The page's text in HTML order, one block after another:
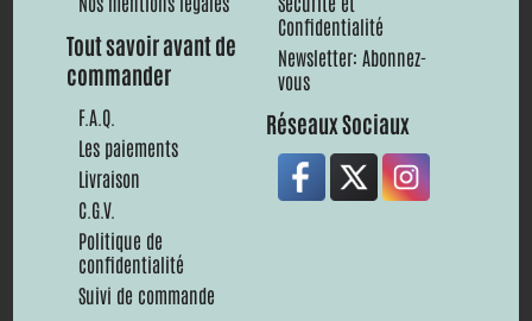
Tout savoir avant de
commander
F.A.Q.
Les paiements
Livraison
C.G.V.
Politique de
confidentialité
Suivi de commande
Confidentialité
Newsletter: Abonnez-
vous
Réseaux Sociaux